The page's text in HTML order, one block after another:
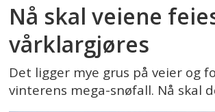
Nå skal veiene
vårklargjøres
Det ligger mye grus på veier og
vinterens mega-snøfall. Nå skal